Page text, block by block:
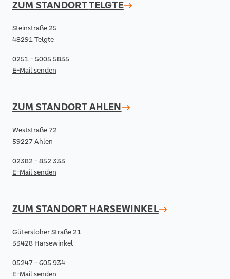
ZUM STANDORTTELGTE
Steinstraße 25
48291 Telgte
0251 - 5005 5835
E-Mail senden
ZUM STANDORTAHLEN
Weststraße 72
59227 Ahlen
02382 - 852 333
E-Mail senden
ZUM STANDORT HARSEWINKEL
Gütersloher Straße 21
33428 Harsewinkel
05247 - 605 934
E-Mail senden